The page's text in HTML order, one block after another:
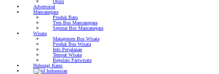
Opini
Advertorial
Mancanegara
Produk Baru
Tren Bus Mancanegara
Seputar Bus Mancanegara
Wisata
Manajemen Bus Wisata
Produk Bus Wisata
Info Perjalanan
Tempat Wisata
Regulasi Pariwisata
Hubungi Kami
Indonesian